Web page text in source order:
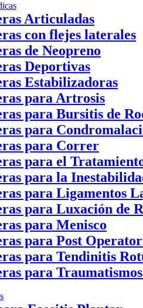
Articuladas
con flejes laterales
de Neopreno
Deportivas
Estabilizadoras
para Artrosis
para Bursitis de
para
para Correr
para el
para la
para Ligamentos
para Luxación de
para Menisco
para Post
para Tendinitis
para